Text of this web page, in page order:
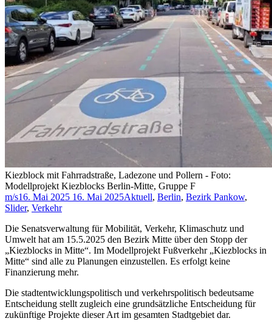
Kiezblock mit Fahrradstraße, Ladezone und Pollern - Foto:
Modellprojekt Kiezblocks Berlin-Mitte, Gruppe F
m/s16. Mai 2025 16. Mai 2025Aktuell, Berlin, Bezirk Pankow,
Slider, Verkehr
Die Senatsverwaltung für Mobilität, Verkehr, Klimaschutz und
Umwelt hat am 15.5.2025 den Bezirk Mitte über den Stopp der
„Kiezblocks in Mitte“. Im Modellprojekt Fußverkehr „Kiezblocks in
Mitte“ sind alle zu Planungen einzustellen. Es erfolgt keine
Finanzierung mehr.
Die stadtentwicklungspolitisch und verkehrspolitisch bedeutsame
Entscheidung stellt zugleich eine grundsätzliche Entscheidung für
zukünftige Projekte dieser Art im gesamten Stadtgebiet dar.